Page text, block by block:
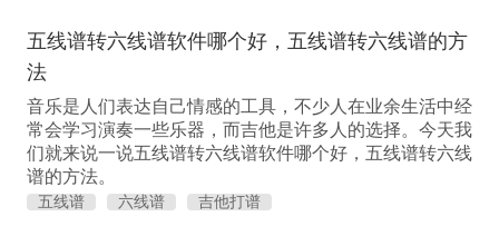
五线谱转六线谱软件哪个好，五线谱转六线谱的方
法
音乐是人们表达自己情感的工具，不少人在业余生活中经
常会学习演奏一些乐器，而吉他是许多人的选择。今天我
们就来说一说五线谱转六线谱软件哪个好，五线谱转六线
谱的方法。
五线谱 六线谱 吉他打谱